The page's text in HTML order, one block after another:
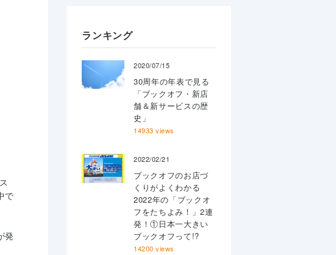
で
発
ランキング
2020/07/15
30周年の年表で見る
「ブックオフ・新店
舗＆新サービスの歴
史」
14933 views
2022/02/21
ブックオフのお店づ
くりがよくわかる
2022年の「ブックオ
フをたちよみ！」2連
発！①日本一大きい
ブックオフって!?
14200 views